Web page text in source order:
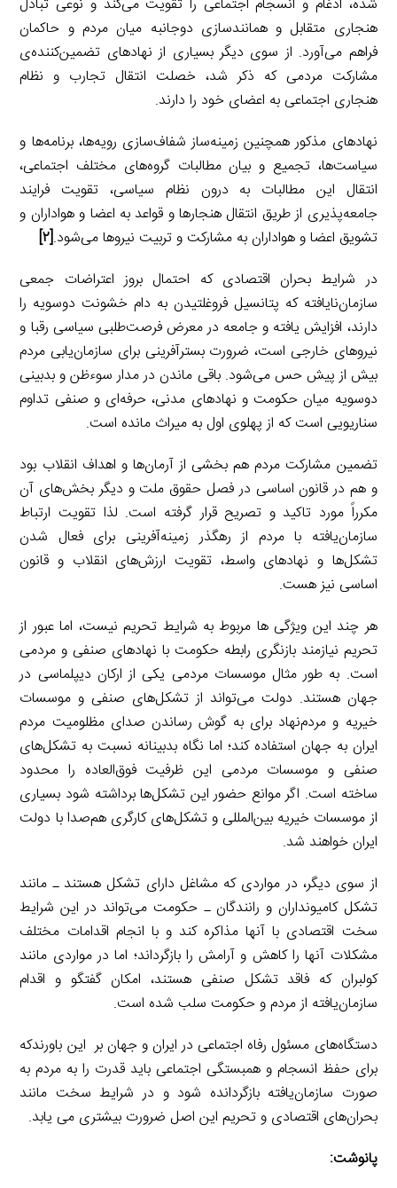
شده، ادغام و انسجام اجتماعی را تقویت می‌کند و نوعی تبادل
هنجاری متقابل و همانندسازی دوجانبه میان مردم و حاکمان
فراهم می‌آورد. از سوی دیگر بسیاری از نهادهای تضمین‌کننده‌ی
مشارکت مردمی که ذکر شد، خصلت انتقال تجارب و نظام
هنجاری اجتماعی به اعضای خود را دارند.
نهادهای مذکور همچنین زمینه‌ساز شفاف‌سازی رویه‌ها، برنامه‌ها و
سیاست‌ها، تجمیع و بیان مطالبات گروه‌های مختلف اجتماعی،
انتقال این مطالبات به درون نظام سیاسی، تقویت فرایند
جامعه‌پذیری از طریق انتقال هنجارها و قواعد به اعضا و هواداران و
تشویق اعضا و هواداران به مشارکت و تربیت نیروها می‌شود.[۲]
در شرایط بحران اقتصادی که احتمال بروز اعتراضات جمعی
سازمان‌نایافته که پتانسیل فروغلتیدن به دام خشونت دوسویه را
دارند، افزایش یافته و جامعه در معرض فرصت‌طلبی سیاسی رقبا و
نیروهای خارجی است، ضرورت بسترآفرینی برای سازمان‌یابی مردم
بیش از پیش حس می‌شود. باقی ماندن در مدار سوءظن و بدبینی
دوسویه میان حکومت و نهادهای مدنی، حرفه‌ای و صنفی تداوم
سناریویی است که از پهلوی اول به میراث مانده است.
تضمین مشارکت مردم هم بخشی از آرمان‌ها و اهداف انقلاب بود
و هم در قانون اساسی در فصل حقوق ملت و دیگر بخش‌های آن
مکرراً مورد تاکید و تصریح قرار گرفته است. لذا تقویت ارتباط
سازمان‌یافته با مردم از رهگذر زمینه‌آفرینی برای فعال شدن
تشکل‌ها و نهادهای واسط، تقویت ارزش‌های انقلاب و قانون
اساسی نیز هست.
هر چند این ویژگی ها مربوط به شرایط تحریم نیست، اما عبور از
تحریم نیازمند بازنگری رابطه حکومت با نهادهای صنفی و مردمی
است. به طور مثال موسسات مردمی یکی از ارکان دیپلماسی در
جهان هستند. دولت می‌تواند از تشکل‌های صنفی و موسسات
خیریه و مردم‌نهاد برای به گوش رساندن صدای مظلومیت مردم
ایران به جهان استفاده کند؛ اما نگاه بدبینانه نسبت به تشکل‌های
صنفی و موسسات مردمی این ظرفیت فوق‌العاده را محدود
ساخته است. اگر موانع حضور این تشکل‌ها برداشته شود بسیاری
از موسسات خیریه بین‌المللی و تشکل‌های کارگری هم‌صدا با دولت
ایران خواهند شد.
از سوی دیگر، در مواردی که مشاغل دارای تشکل هستند ـ مانند
تشکل کامیونداران و رانندگان ـ حکومت می‌تواند در این شرایط
سخت اقتصادی با آنها مذاکره کند و با انجام اقدامات مختلف
مشکلات آنها را کاهش و آرامش را بازگرداند؛ اما در مواردی مانند
کولبران که فاقد تشکل صنفی هستند، امکان گفتگو و اقدام
سازمان‌یافته از مردم و حکومت سلب شده است.
دستگاه‌های مسئول رفاه اجتماعی در ایران و جهان بر این باورندکه
برای حفظ انسجام و همبستگی اجتماعی باید قدرت را به مردم به
صورت سازمان‌یافته بازگردانده شود و در شرایط سخت مانند
بحران‌های اقتصادی و تحریم این اصل ضرورت بیشتری می یابد.
پانوشت: